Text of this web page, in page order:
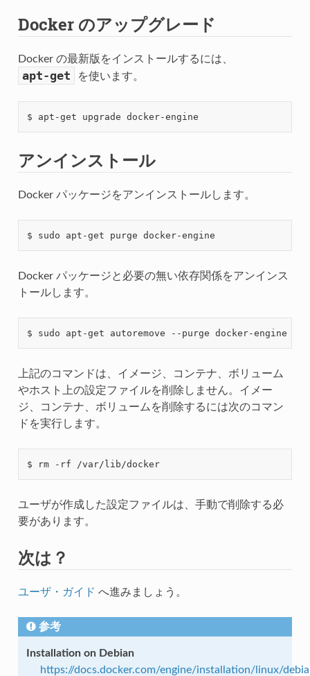
Docker のアップグレード
Docker の最新版をインストールするには、
apt-get を使います。
アンインストール
Docker パッケージをアンインストールします。
Docker パッケージと必要の無い依存関係をアンインス
トールします。
上記のコマンドは、イメージ、コンテナ、ボリューム
やホスト上の設定ファイルを削除しません。イメー
ジ、コンテナ、ボリュームを削除するには次のコマン
ドを実行します。
$ rm -rf /var/lib/docker
ユーザが作成した設定ファイルは、手動で削除する必
要があります。
次は？
ユーザ・ガイド へ進みましょう。
参考
Installation on Debian
https://docs.docker.com/engine/installation/linux/